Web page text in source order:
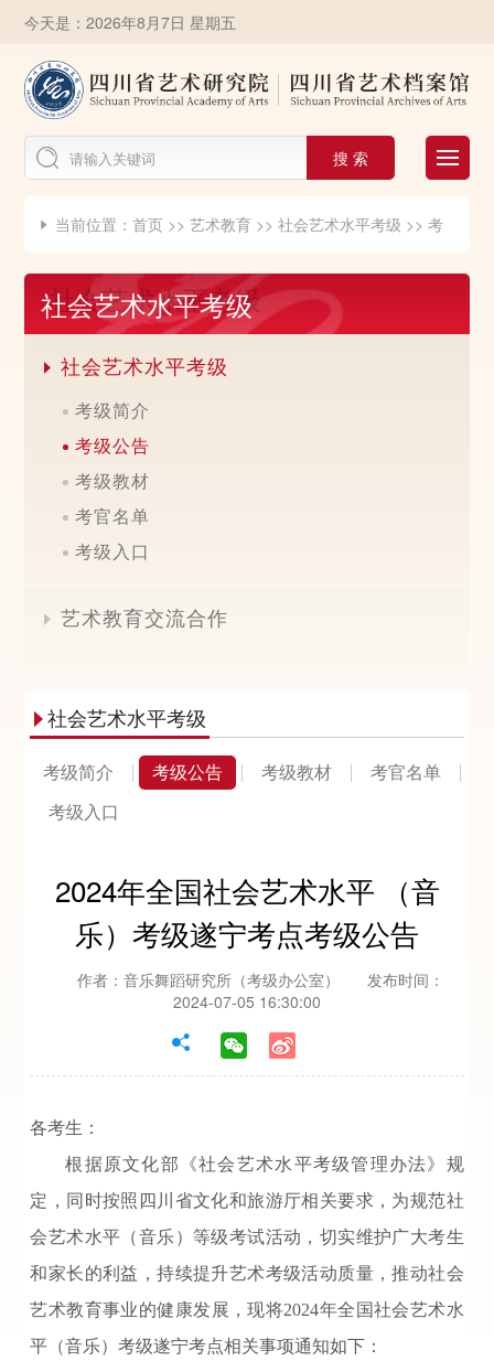
今天是：2026年8月7日 星期五
搜 索
 当前位置：首页 >>艺术教育 >>社会艺术水平考级 >>考
级公告
社会艺术水平考级
 社会艺术水平考级
考级简介
考级公告
考级教材
考官名单
考级入口
 艺术教育交流合作
社会艺术水平考级
考级简介 考级公告 考级教材
考官名单
考级入口
2024年全国社会艺术水平 （音
乐）考级遂宁考点考级公告
作者：音乐舞蹈研究所（考级办公室）
发布时间：
2024-07-05 16:30:00
各考生：
根据原文化部《社会艺术水平考级管理办法》规
定，同时按照四川省文化和旅游厅相关要求，为规范社
会艺术水平（音乐）等级考试活动，切实维护广大考生
和家长的利益，持续提升艺术考级活动质量，推动社会
艺术教育事业的健康发展，现将2024年全国社会艺术水
平（音乐）考级遂宁考点相关事项通知如下：